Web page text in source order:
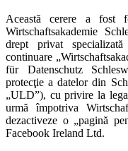
Această cerere a fost
Wirtschaftsakademie
drept privat
continuare
für Datenschutz
protecţie a datelor din
„ULD”), cu privire la
urmă împotriva
dezactiveze o „pagină
Facebook Ireland Ltd.